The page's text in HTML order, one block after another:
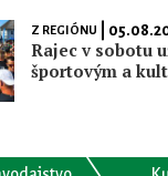
Z REGIÓNU |
Rajec v sobotu
športovým a